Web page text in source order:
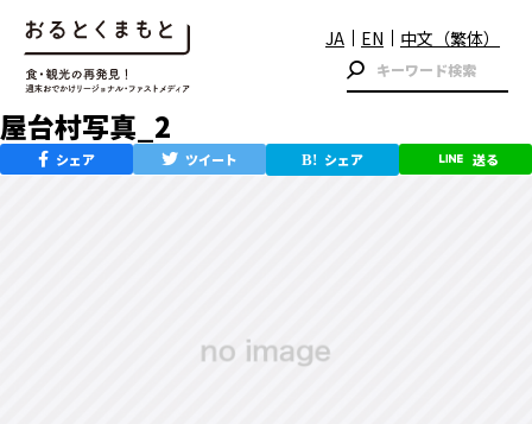
JA EN 中文（繁体）
屋台村写真_2
シェア ツイート シェア 送る